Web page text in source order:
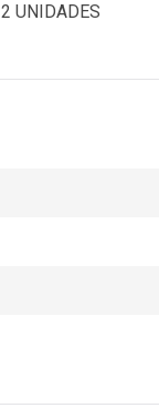
UNIDADES